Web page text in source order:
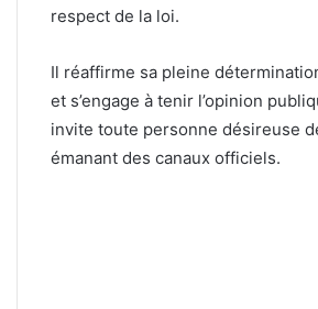
respect de la loi.
Il réaffirme sa pleine
et s’engage à tenir l’opinion
invite toute personne désireuse
émanant des canaux officiels.